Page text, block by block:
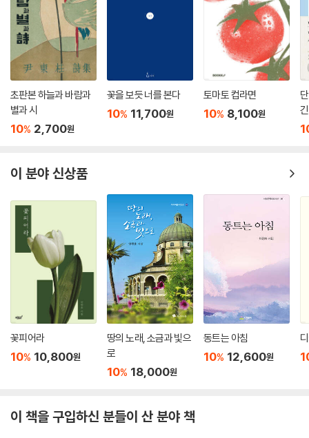
초판본 하늘과 바람과
별과 시
10% 2,700원
꽃을 보듯 너를 본다
10% 11,700원
토마토 컵라면
10% 8,100원
이 분야 신상품
꽃피어라
10% 10,800원
땅의 노래, 소금과 빛으
로
10% 18,000원
동트는 아침
10% 12,600원
이 책을 구입하신 분들이 산 분야 책